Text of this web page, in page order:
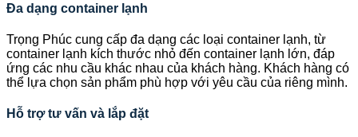
Đa dạng container lạnh
Trọng Phúc cung cấp đa dạng các loại container lạnh, từ
container lạnh kích thước nhỏ đến container lạnh lớn, đáp
ứng các nhu cầu khác nhau của khách hàng. Khách hàng có
thể lựa chọn sản phẩm phù hợp với yêu cầu của riêng mình.
Hỗ trợ tư vấn và lắp đặt